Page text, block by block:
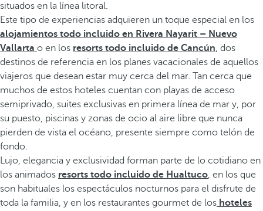
situados en la línea litoral.
Este tipo de experiencias adquieren un toque especial en los
alojamientos todo incluido en Rivera Nayarit – Nuevo
Vallarta o en los resorts todo incluido de Cancún, dos
destinos de referencia en los planes vacacionales de aquellos
viajeros que desean estar muy cerca del mar. Tan cerca que
muchos de estos hoteles cuentan con playas de acceso
semiprivado, suites exclusivas en primera línea de mar y, por
su puesto, piscinas y zonas de ocio al aire libre que nunca
pierden de vista el océano, presente siempre como telón de
fondo.
Lujo, elegancia y exclusividad forman parte de lo cotidiano en
los animados resorts todo incluido de Hualtuco, en los que
son habituales los espectáculos nocturnos para el disfrute de
toda la familia, y en los restaurantes gourmet de los hoteles